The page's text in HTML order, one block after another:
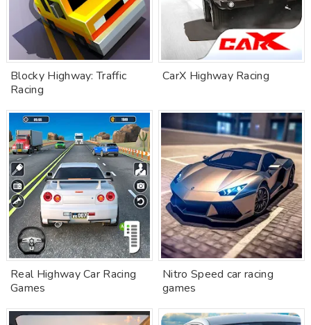
Blocky Highway: Traffic
Racing
CarX Highway Racing
Real Highway Car Racing
Games
Nitro Speed car racing
games